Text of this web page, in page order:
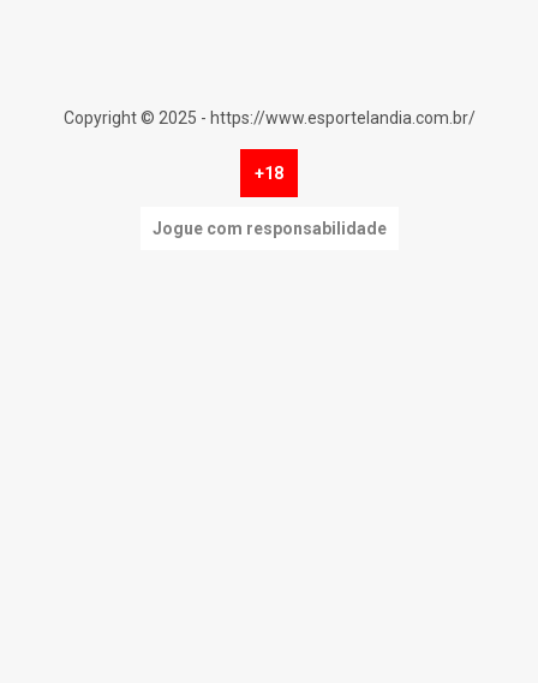
Copyright © 2025 - https://www.esportelandia.com.br/
+18
Jogue com responsabilidade